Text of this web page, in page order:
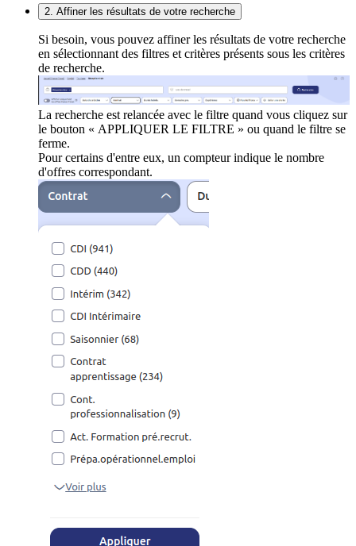
2. Affiner les résultats de votre recherche
Si besoin, vous pouvez affiner les résultats de votre recherche
en sélectionnant des filtres et critères présents sous les critères
de recherche.
La recherche est relancée avec le filtre quand vous cliquez sur
le bouton « APPLIQUER LE FILTRE » ou quand le filtre se
ferme.
Pour certains d'entre eux, un compteur indique le nombre
d'offres correspondant.